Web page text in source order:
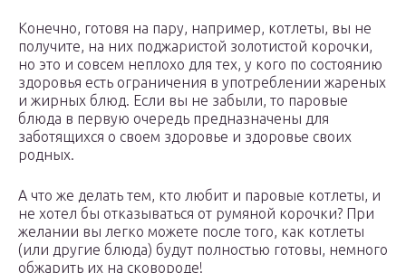
Конечно, готовя на пару, например, котлеты, вы не
получите, на них поджаристой золотистой корочки,
но это и совсем неплохо для тех, у кого по состоянию
здоровья есть ограничения в употреблении жареных
и жирных блюд. Если вы не забыли, то паровые
блюда в первую очередь предназначены для
заботящихся о своем здоровье и здоровье своих
родных.
А что же делать тем, кто любит и паровые котлеты, и
не хотел бы отказываться от румяной корочки? При
желании вы легко можете после того, как котлеты
(или другие блюда) будут полностью готовы, немного
обжарить их на сковороде!